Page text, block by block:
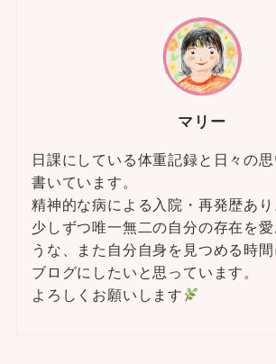
マリー
日課にしている体重記録と日々の
書いています。
精神的な病による入院・再発歴あり
少しずつ唯一無二の自分の存在を
うな、また自分自身を見つめる時
ブログにしたいと思っています。
よろしくお願いします